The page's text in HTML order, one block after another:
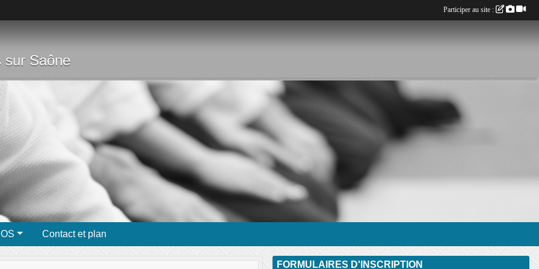
sur Saône
Contact et plan
FORMULAIRES D'INSCRIPTION
Participer au site :